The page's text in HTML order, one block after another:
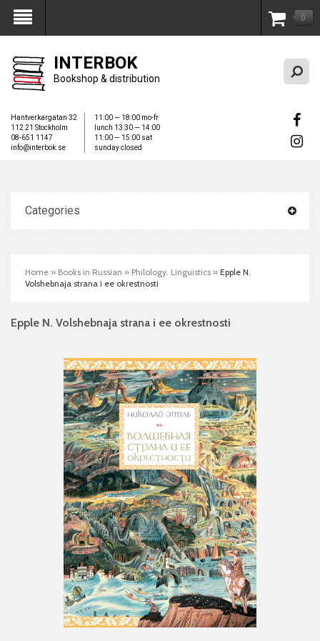
My Account 0
INTERBOK
Bookshop & distribution
Hantverkargatan 32
112 21 Stockholm
08-651 1147
info@interbok.se
11:00 — 18:00 mo-fr
lunch 13:30 — 14:00
11:00 — 15:00 sat
sunday closed
Categories
Home » Books in Russian » Philology. Linguistics » Epple N.
Volshebnaja strana i ee okrestnosti
Epple N. Volshebnaja strana i ee okrestnosti